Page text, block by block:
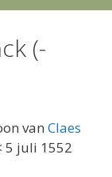
(-
van Claes
5 juli 1552